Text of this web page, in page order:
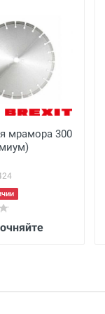
мрамора 300